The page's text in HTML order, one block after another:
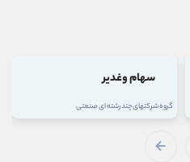
سهام فولاد
گروه فلزات اساسی